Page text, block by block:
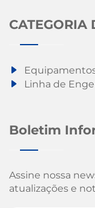
CATEGORIA
Linha de
Boletim
Assine nossa
atualizações e